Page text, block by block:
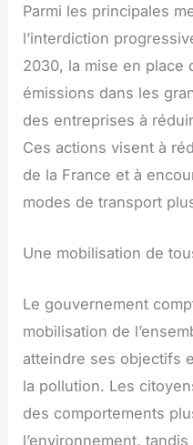
Parmi les principales
l’interdiction
2030, la mise en place
émissions dans les
des entreprises à
Ces actions visent à
de la France et à
modes de transport
Une mobilisation de
Le gouvernement
mobilisation de
atteindre ses objectifs
la pollution. Les
des comportements
l’environnement,